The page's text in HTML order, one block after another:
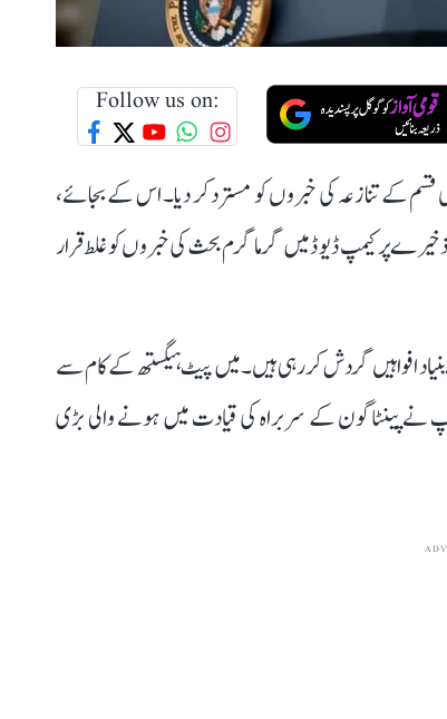
Follow us on:
کے تنازعہ کی خبروں کو مسترد کر دیا۔ اس کے بجائے،
پر کیمپ ڈیوڈ میں گرما گرم بحث کی خبروں کو غلط قرار
افواہیں گردش کر رہی ہیں۔ میں پیٹ ہیگستھ کے کام سے
نے پینٹاگون کے سربراہ کی قیادت میں ہونے والی بڑی